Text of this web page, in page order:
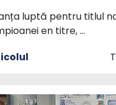
luptă pentru titlul
en titre, …